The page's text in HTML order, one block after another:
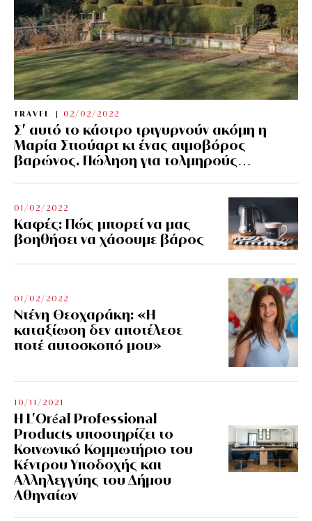
TRAVEL 02/02/2022
Σ’ αυτό το κάστρο τριγυρνούν ακόμη η
Μαρία Στιούαρτ κι ένας αιμοβόρος
βαρώνος. Πώληση για τολμηρούς…
01/02/2022
Kαφές: Πώς μπορεί να μας
βοηθήσει να χάσουμε βάρος
01/02/2022
Ντένη Θεοχαράκη: «Η
καταξίωση δεν αποτέλεσε
ποτέ αυτοσκοπό μου»
10/11/2021
Η L’Οréal Professional
Products υποστηρίζει το
Κοινωνικό Κομμωτήριο του
Κέντρου Υποδοχής και
Αλληλεγγύης του Δήμου
Αθηναίων